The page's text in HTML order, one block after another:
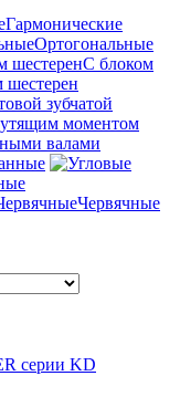
Гармонические
Ортогональные
С блоком
шестерен
зубчатой
моментом
валами
Червячные